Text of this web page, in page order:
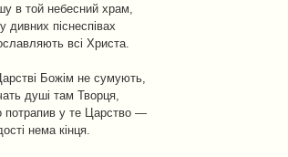
в той небесний храм,
дивних піснеспівах
всі Христа.
Божім не сумують,
душі там Творця,
потрапив у те Царство —
нема кінця.